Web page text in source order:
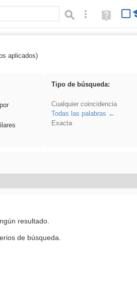
Búsqueda avanzada
Ayuda
(en
aplicados)
Tipo de búsqueda:
Cualquier coincidencia
Todas las palabras
Exacta
resultado.
de búsqueda.